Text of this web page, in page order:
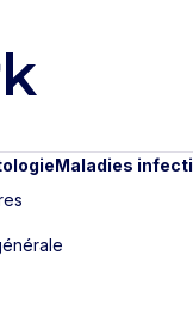
Maladies